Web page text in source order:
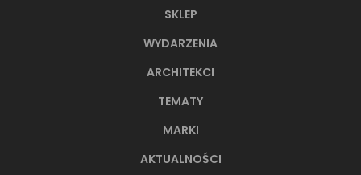
SKLEP
WYDARZENIA
ARCHITEKCI
TEMATY
MARKI
AKTUALNOŚCI